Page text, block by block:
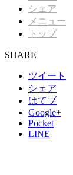
シェア
メニュー
トップ
SHARE
ツイート
シェア
はてブ
Google+
Pocket
LINE